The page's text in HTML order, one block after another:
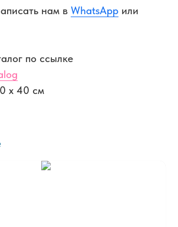
нам в WhatsApp или
по ссылке
x 40 см